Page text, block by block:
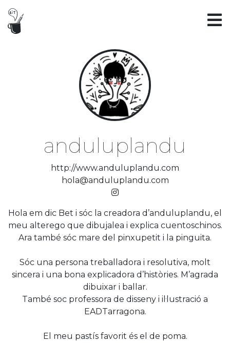
anduluplandu
http://www.anduluplandu.com
hola@anduluplandu.com
Hola em dic Bet i sóc la creadora d’anduluplandu, el
meu alterego que dibujalea i explica cuentoschinos.
Ara també sóc mare del pinxupetit i la pinguita.
Sóc una persona treballadora i resolutiva, molt
sincera i una bona explicadora d’històries. M’agrada
dibuixar i ballar.
També soc professora de disseny i il·lustració a
EADTarragona.
El meu pastís favorit és el de poma.